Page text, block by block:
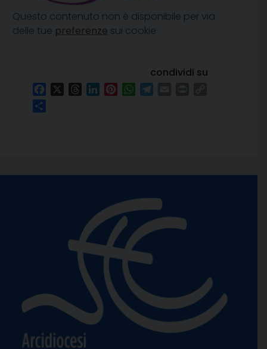
Questo contenuto non è disponibile per via
delle tue preferenze sui cookie
condividi su
FacebookThreadsLinkedInPinterestWhatsApp